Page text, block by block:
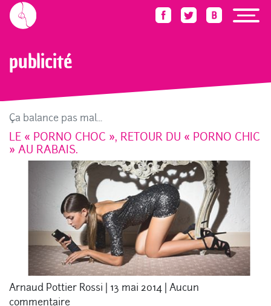
publicité
Ça balance pas mal...
LE « PORNO CHOC », RETOUR DU « PORNO CHIC
» AU RABAIS.
Arnaud Pottier Rossi | 13 mai 2014 | Aucun
commentaire